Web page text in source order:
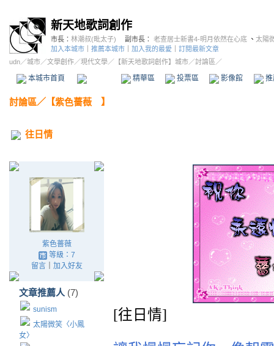
新天地歌詞創作
市長： 林潮叔(毗太子) 副市長： 老查居士新書4-明月依然在心底 、 太陽
加入本城市
推薦本城市 加入我的最愛
訂閱最新文章
udn／城市／文學創作／現代文學／ 【新天地歌詞創作】城市／討論區／
本城市首頁 精華區 投票區 影像館
討論區／ 【紫色薔薇 】
往日情
紫色薔薇
等級：7
留言｜ 加入好友
文章推薦人 (7)
sunism
太陽微笑〈小鳳
女〉
[往日情]